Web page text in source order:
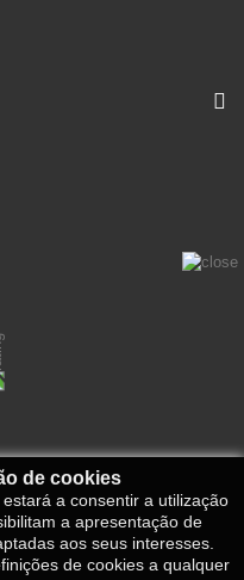
de cookies
a consentir a utilização
a apresentação de
aos seus interesses.
de cookies a qualquer